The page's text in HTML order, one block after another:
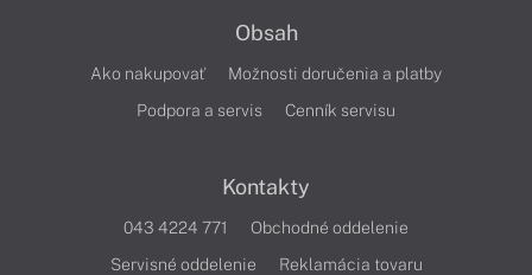
Obsah
Ako nakupovať
Možnosti doručenia a platby
Podpora a servis
Cenník servisu
Kontakty
043 4224 771
Obchodné oddelenie
Servisné oddelenie
Reklamácia tovaru